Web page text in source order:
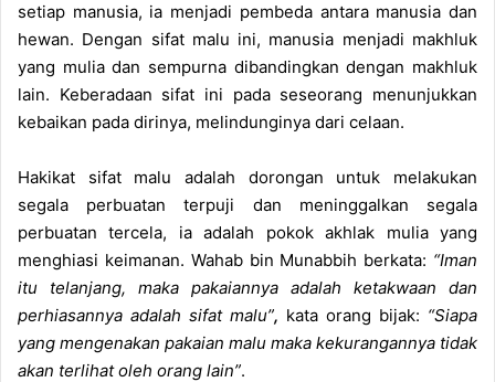
setiap manusia, ia menjadi pembeda antara manusia dan
hewan. Dengan sifat malu ini, manusia menjadi makhluk
yang mulia dan sempurna dibandingkan dengan makhluk
lain. Keberadaan sifat ini pada seseorang menunjukkan
kebaikan pada dirinya, melindunginya dari celaan.
Hakikat sifat malu adalah dorongan untuk melakukan
segala perbuatan terpuji dan meninggalkan segala
perbuatan tercela, ia adalah pokok akhlak mulia yang
menghiasi keimanan. Wahab bin Munabbih berkata: “Iman
itu telanjang, maka pakaiannya adalah ketakwaan dan
perhiasannya adalah sifat malu”, kata orang bijak: “Siapa
yang mengenakan pakaian malu maka kekurangannya tidak
akan terlihat oleh orang lain”.